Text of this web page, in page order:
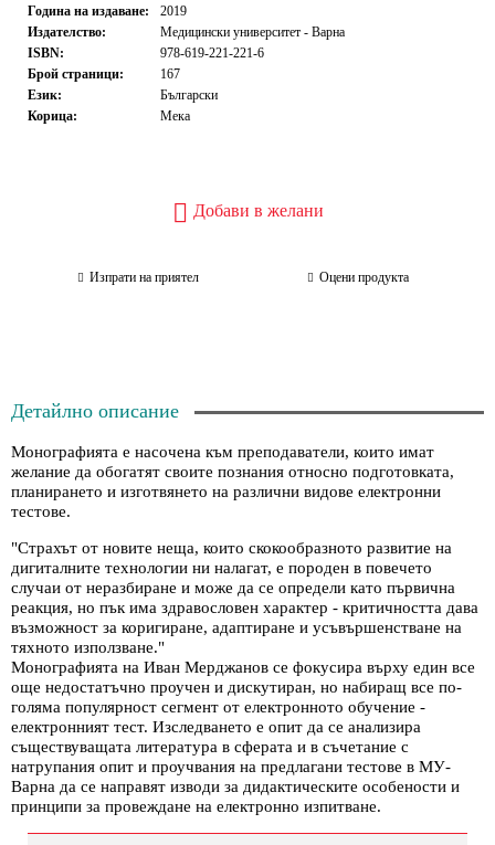
Година на издаване:
2019
Издателство:
Медицински университет - Варна
ISBN:
978-619-221-221-6
Брой страници:
167
Език:
Български
Корица:
Мека
Добави в желани
Изпрати на приятел Оцени продукта
Детайлно описание
Монографията е насочена към преподаватели, които имат
желание да обогатят своите познания относно подготовката,
планирането и изготвянето на различни видове електронни
тестове.
"Страхът от новите неща, които скокообразното развитие на
дигиталните технологии ни налагат, е породен в повечето
случаи от неразбиране и може да се определи като първична
реакция, но пък има здравословен характер - критичността дава
възможност за коригиране, адаптиране и усъвършенстване на
тяхното използване."
Монографията на Иван Мерджанов се фокусира върху един все
още недостатъчно проучен и дискутиран, но набиращ все по-
голяма популярност сегмент от електронното обучение -
електронният тест. Изследването е опит да се анализира
съществуващата литература в сферата и в съчетание с
натрупания опит и проучвания на предлагани тестове в МУ-
Варна да се направят изводи за дидактическите особености и
принципи за провеждане на електронно изпитване.